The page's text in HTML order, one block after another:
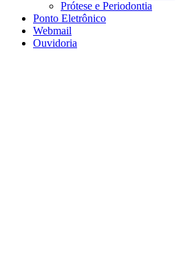
Prótese e Periodontia
Ponto Eletrônico
Webmail
Ouvidoria